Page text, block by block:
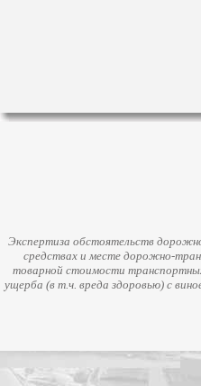
Экспертиза обстоятельств
средствах и месте дорожно-
товарной стоимости
ущерба (в т.ч. вреда здоровью) с